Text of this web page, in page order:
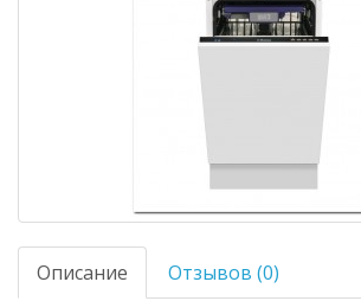
Описание Отзывов (0)